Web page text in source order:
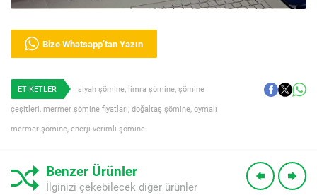
Bize Whatsapp’tan Yazın
ETİKETLER siyah şömine, limra şömine, şömine
çeşitleri, mermer şömine fiyatları, doğaltaş şömine, oymalı
mermer şömine, enerji verimli şömine.
Benzer Ürünler
İlginizi çekebilecek diğer ürünler